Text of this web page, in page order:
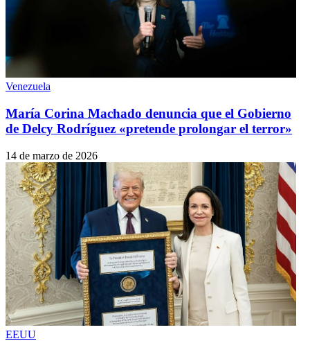
Venezuela
María Corina Machado denuncia que el Gobierno
de Delcy Rodríguez «pretende prolongar el terror»
14 de marzo de 2026
EEUU